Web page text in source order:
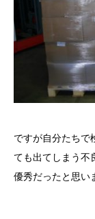
ですが自分たちで
ても出てしまう不
優秀だったと思い